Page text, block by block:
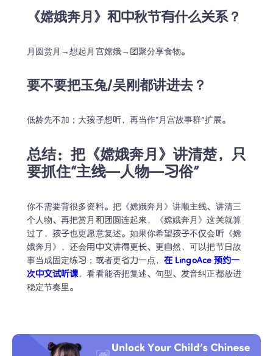
《嫦娥奔月》和中秋节有什么关系？
月圆赏月→想起月宫嫦娥→团聚分享食物。
要不要把玉兔/吴刚都讲进去？
低龄先不加；大孩子想听，再当作“月宫故事群”扩展。
总结：把《嫦娥奔月》讲清楚，只
要抓住“主线—人物—习俗”
你不需要背很多资料。把《嫦娥奔月》讲顺主线、讲清三
个人物、再把赏月和团圆连起来，《嫦娥奔月》这关就算
过了，孩子也更愿意复述。如果你希望孩子不仅会听《嫦
娥奔月》，还会用中文讲得更长、更自然，可以把节日故
事当成固定练习；或者更省力一点，在 LingoAce 预约一
次中文试听课，看看能否把复述、句型、发音纠正都放进
稳定节奏里。